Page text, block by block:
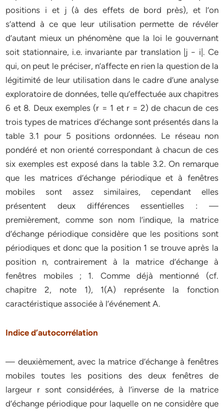
positions i et j (à des effets de bord près), et l’on
s’attend à ce que leur utilisation permette de révéler
d’autant mieux un phénomène que la loi le gouvernant
soit stationnaire, i.e. invariante par translation |j − i|. Ce
qui, on peut le préciser, n’affecte en rien la question de la
légitimité de leur utilisation dans le cadre d’une analyse
exploratoire de données, telle qu’effectuée aux chapitres
6 et 8. Deux exemples (r = 1 et r = 2) de chacun de ces
trois types de matrices d’échange sont présentés dans la
table 3.1 pour 5 positions ordonnées. Le réseau non
pondéré et non orienté correspondant à chacun de ces
six exemples est exposé dans la table 3.2. On remarque
que les matrices d’échange périodique et à fenêtres
mobiles sont assez similaires, cependant elles
présentent deux différences essentielles : —
premièrement, comme son nom l’indique, la matrice
d’échange périodique considère que les positions sont
périodiques et donc que la position 1 se trouve après la
position n, contrairement à la matrice d’échange à
fenêtres mobiles ; 1. Comme déjà mentionné (cf.
chapitre 2, note 1), 1(A) représente la fonction
caractéristique associée à l’événement A.
Indice d’autocorrélation
— deuxièmement, avec la matrice d’échange à fenêtres
mobiles toutes les positions des deux fenêtres de
largeur r sont considérées, à l’inverse de la matrice
d’échange périodique pour laquelle on ne considère que